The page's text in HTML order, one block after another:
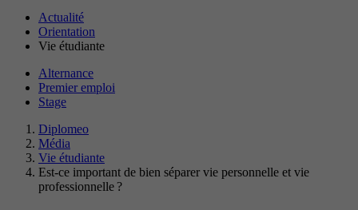
Actualité
Orientation
Vie étudiante
Alternance
Premier emploi
Stage
Diplomeo
Média
Vie étudiante
Est-ce important de bien séparer vie personnelle et vie
professionnelle ?